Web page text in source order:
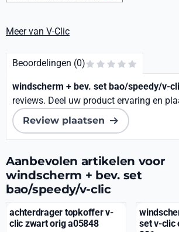
Meer van V-Clic
Beoordelingen (0)
windscherm + bev. set bao/speedy/v-
reviews. Deel uw product ervaring en
Review plaatsen
Aanbevolen artikelen voor
windscherm + bev. set
bao/speedy/v-clic
achterdrager topkoffer v-
clic zwart orig a05848
set v-clic